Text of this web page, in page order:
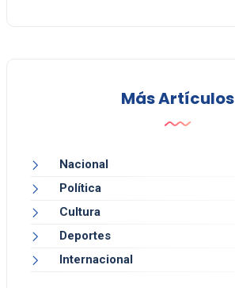
Más Artículos
Nacional
Política
Cultura
Deportes
Internacional